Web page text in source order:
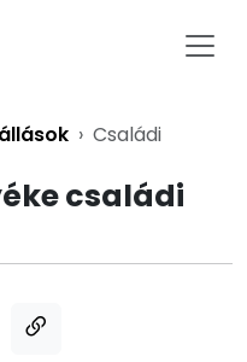
Családi
családi